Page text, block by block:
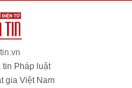
Pháp luật
gia Việt Nam